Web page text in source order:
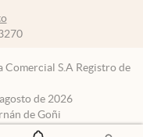
S.A Registro de
de 2026
de Goñi